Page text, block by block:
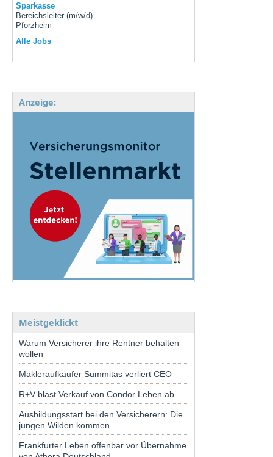
Sparkasse
Bereichsleiter (m/w/d)
Pforzheim
Alle Jobs
Anzeige:
Meistgeklickt
Warum Versicherer ihre Rentner behalten
wollen
Makleraufkäufer Summitas verliert CEO
R+V bläst Verkauf von Condor Leben ab
Ausbildungsstart bei den Versicherern: Die
jungen Wilden kommen
Frankfurter Leben offenbar vor Übernahme